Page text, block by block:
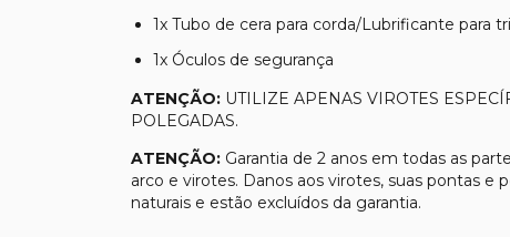
1x Tubo de cera para corda/Lubrificante para
1x Óculos de segurança
ATENÇÃO: UTILIZE APENAS VIROTES
POLEGADAS.
ATENÇÃO: Garantia de 2 anos em todas as
arco e virotes. Danos aos virotes, suas pontas e
naturais e estão excluídos da garantia.